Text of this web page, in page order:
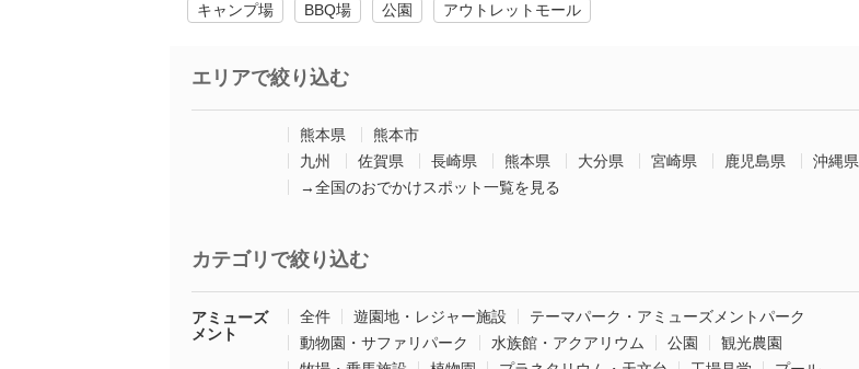
キャンプ場 BBQ場 公園 アウトレットモール
エリアで絞り込む
熊本県
熊本市
九州
佐賀県 長崎県 熊本県 大分県 宮崎県 鹿児島県
沖縄県
→全国のおでかけスポット一覧を見る
カテゴリで絞り込む
アミューズ
メント
全件 遊園地・レジャー施設
テーマパーク・アミューズメントパーク
動物園・サファリパーク
水族館・アクアリウム 公園
観光農園